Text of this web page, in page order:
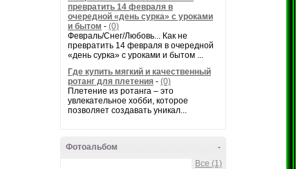
превратить 14 февраля в
очередной «день сурка» с уроками
и бытом - (0)
Февраль/Снег/Любовь... Как не
превратить 14 февраля в очередной
«день сурка» с уроками и бытом ...
Где купить мягкий и качественный
ротанг для плетения - (0)
Плетение из ротанга – это
увлекательное хобби, которое
позволяет создавать уникал...
-
Фотоальбом
Все (1)